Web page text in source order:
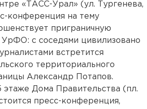
«ТАСС-Урал» (ул. Тургенева,
конференция на тему
приграничную
УрФО: c соседями цивилизовано
встретится
территориального
Александр Потапов.
этаже Дома Правительства (пл.
пресс-конференция,